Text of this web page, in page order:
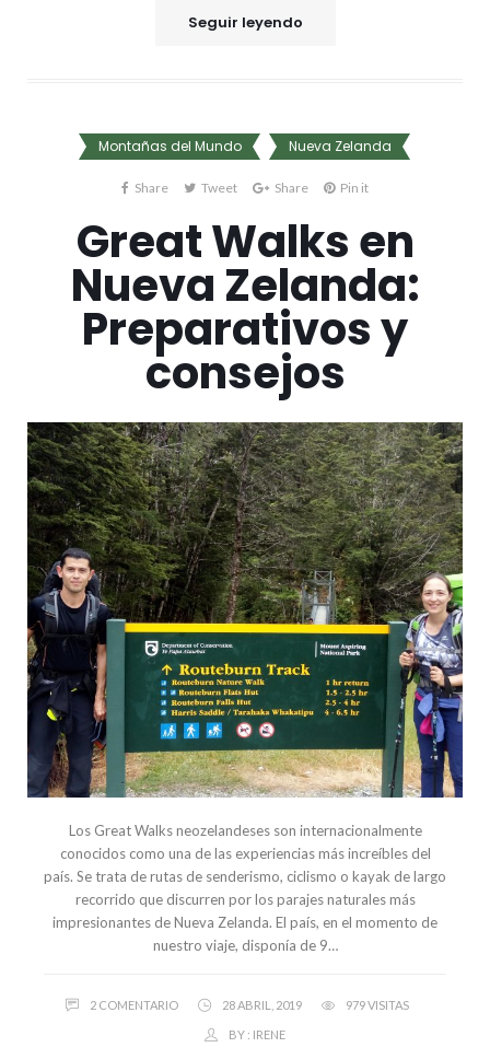
Seguir leyendo
Montañas del Mundo Nueva Zelanda
Share Tweet Share Pin it
Great Walks en
Nueva Zelanda:
Preparativos y
consejos
Los Great Walks neozelandeses son internacionalmente
conocidos como una de las experiencias más increíbles del
país. Se trata de rutas de senderismo, ciclismo o kayak de largo
recorrido que discurren por los parajes naturales más
impresionantes de Nueva Zelanda. El país, en el momento de
nuestro viaje, disponía de 9…
2 COMENTARIO 28 ABRIL, 2019 979 VISITAS
BY : IRENE